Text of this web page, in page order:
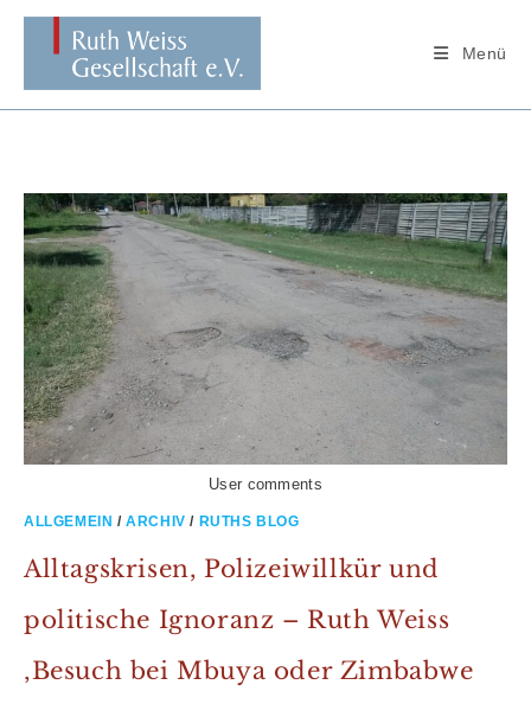
springen
Menü
User comments
ALLGEMEIN /ARCHIV / RUTHS BLOG
Alltagskrisen, Polizeiwillkür und
politische Ignoranz – Ruth Weiss
‚Besuch bei Mbuya oder Zimbabwe